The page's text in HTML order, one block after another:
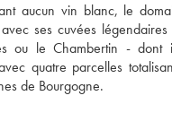
aucun vin blanc, le
ses cuvées
ou le Chambertin -
quatre parcelles
de Bourgogne.